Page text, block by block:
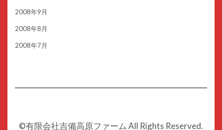
2008年9月
2008年8月
2008年7月
©︎有限会社吉備高原ファーム All Rights Reserved.